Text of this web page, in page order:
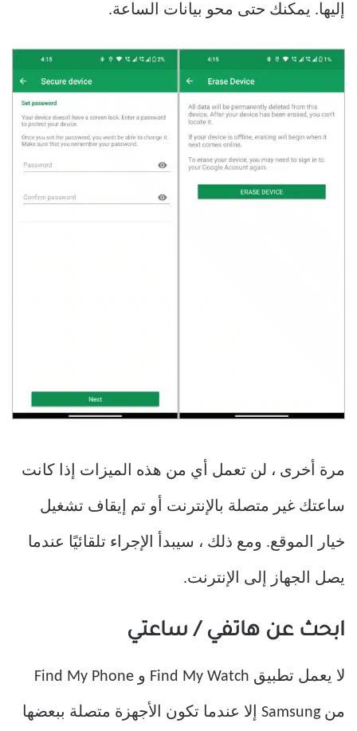
إليها. يمكنك حتى محو بيانات الساعة.
مرة أخرى ، لن تعمل أي من هذه الميزات إذا كانت
ساعتك غير متصلة بالإنترنت أو تم إيقاف تشغيل
خيار الموقع. ومع ذلك ، سيبدأ الإجراء تلقائيًا عندما
يصل الجهاز إلى الإنترنت.
ابحث عن هاتفي / ساعتي
لا يعمل تطبيق Find My Watch و Find My Phone
من Samsung إلا عندما تكون الأجهزة متصلة ببعضها